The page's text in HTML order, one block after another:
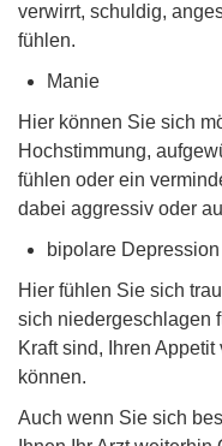
verwirrt, schuldig,
fühlen.
Manie
Hier können Sie sich
Hochstimmung,
fühlen oder ein
dabei aggressiv oder
bipolare Depression
Hier fühlen Sie sich
sich niedergeschlagen
Kraft sind, Ihren
können.
Auch wenn Sie sich